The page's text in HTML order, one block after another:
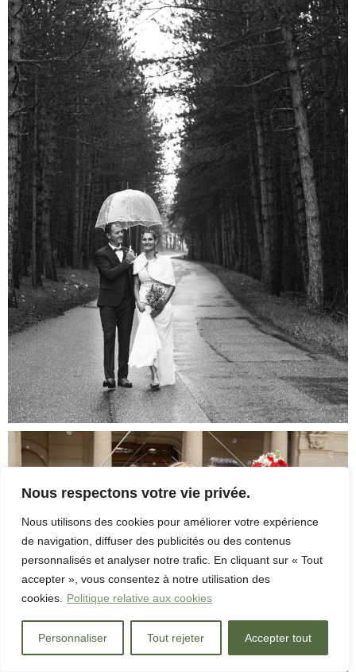
Nous respectons votre vie privée.
Nous utilisons des cookies pour améliorer votre expérience
de navigation, diffuser des publicités ou des contenus
personnalisés et analyser notre trafic. En cliquant sur « Tout
accepter », vous consentez à notre utilisation des
cookies.
Politique relative aux cookies
Personnaliser Tout rejeter Accepter tout